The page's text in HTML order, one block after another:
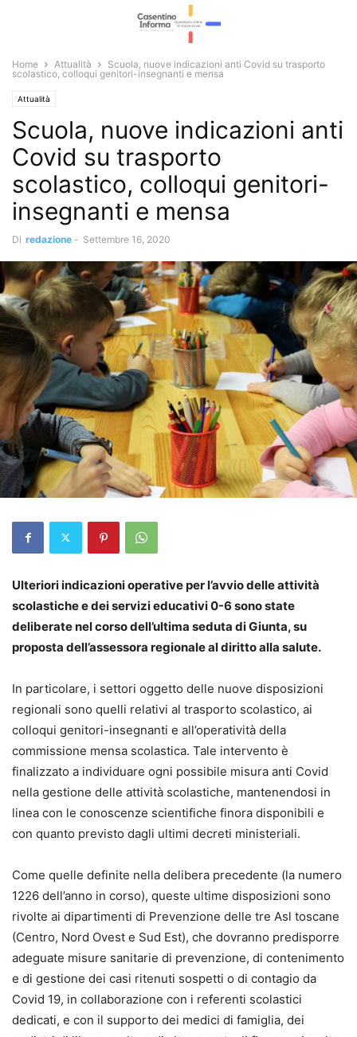
Home Attualità
Scuola, nuove indicazioni anti Covid su trasporto
scolastico, colloqui genitori-insegnanti e mensa
Attualità
Scuola, nuove indicazioni anti
Covid su trasporto
scolastico, colloqui genitori-
insegnanti e mensa
Di redazione - Settembre 16, 2020
Ulteriori indicazioni operative per l’avvio delle attività
scolastiche e dei servizi educativi 0-6 sono state
deliberate nel corso dell’ultima seduta di Giunta, su
proposta dell’assessora regionale al diritto alla salute.
In particolare, i settori oggetto delle nuove disposizioni
regionali sono quelli relativi al trasporto scolastico, ai
colloqui genitori-insegnanti e all’operatività della
commissione mensa scolastica. Tale intervento è
finalizzato a individuare ogni possibile misura anti Covid
nella gestione delle attività scolastiche, mantenendosi in
linea con le conoscenze scientifiche finora disponibili e
con quanto previsto dagli ultimi decreti ministeriali.
Come quelle definite nella delibera precedente (la numero
1226 dell’anno in corso), queste ultime disposizioni sono
rivolte ai dipartimenti di Prevenzione delle tre Asl toscane
(Centro, Nord Ovest e Sud Est), che dovranno predisporre
adeguate misure sanitarie di prevenzione, di contenimento
e di gestione dei casi ritenuti sospetti o di contagio da
Covid 19, in collaborazione con i referenti scolastici
dedicati, e con il supporto dei medici di famiglia, dei